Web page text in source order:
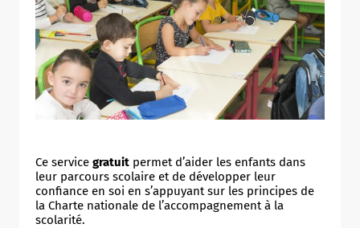
Ce service gratuit permet d’aider les enfants dans
leur parcours scolaire et de développer leur
confiance en soi en s’appuyant sur les principes de
la Charte nationale de l’accompagnement à la
scolarité.